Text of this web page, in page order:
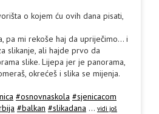
o kojem ću ovih dana pisati,
pa mi rekoše haj da upriječimo... i
slikanje, ali hajde prvo da
slike. Lijepa jer je panorama,
okrećeš i slika se mijenja.
#osnovnaskola #sjenicacom
#balkan #slikadana ... vidi još